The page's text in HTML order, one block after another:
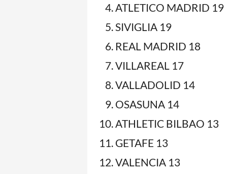
ATLETICO MADRID 19
SIVIGLIA 19
REAL MADRID 18
VILLAREAL 17
VALLADOLID 14
OSASUNA 14
ATHLETIC BILBAO 13
GETAFE 13
VALENCIA 13